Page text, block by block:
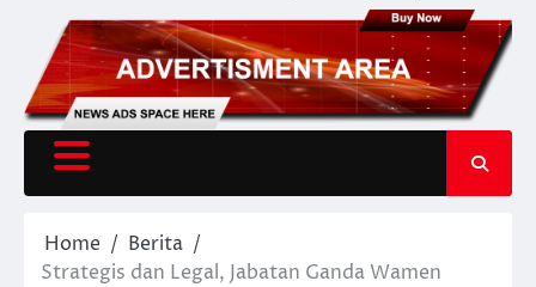
Home
Berita
Strategis dan Legal, Jabatan Ganda Wamen